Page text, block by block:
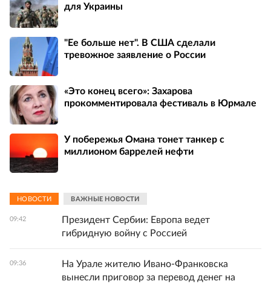
для Украины
"Ее больше нет". В США сделали
тревожное заявление о России
«Это конец всего»: Захарова
прокомментировала фестиваль в Юрмале
У побережья Омана тонет танкер с
миллионом баррелей нефти
НОВОСТИ ВАЖНЫЕ НОВОСТИ
09:42
Президент Сербии: Европа ведет
гибридную войну с Россией
09:36
На Урале жителю Ивано-Франковска
вынесли приговор за перевод денег на